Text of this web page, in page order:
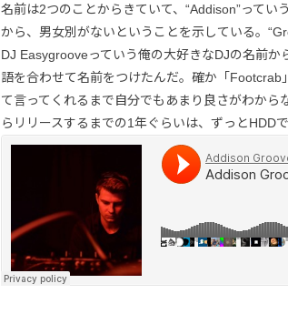
名前は2つのことからきていて、“Addison”ってい
から、男女別がないということを示している。
DJ Easygrooveっていう俺の大好きなDJの名前か
語を合わせて名前をつけたんだ。確か「Footcrab
て言ってくれるまで自分でもあまり良さがわから
らリリースするまでの1年ぐらいは、ずっとHDD